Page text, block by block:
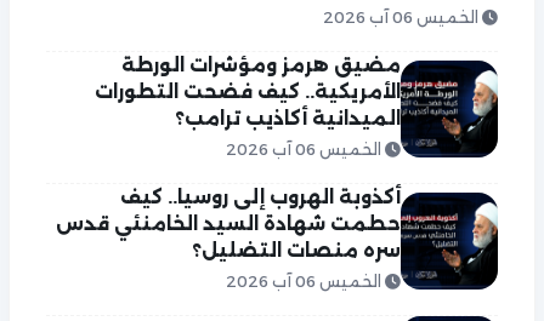
الخميس 06 آب 2026
مضيق هرمز ومؤشرات الورطة
الأمريكية.. كيف فضحت التطورات
الميدانية أكاذيب ترامب؟
الخميس 06 آب 2026
أكذوبة الهروب إلى روسيا.. كيف
حطمت شهادة السيد الخامنئي قدس
سره منصات التضليل؟
الخميس 06 آب 2026